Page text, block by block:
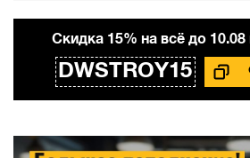
Cкидка 15% на всё до
DWSTROY15